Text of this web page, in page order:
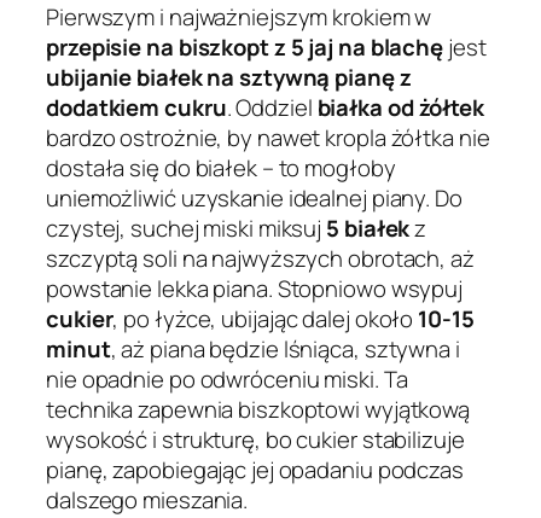
Pierwszym i najważniejszym krokiem w
przepisie na biszkopt z 5 jaj na blachęjest
ubijanie białek na sztywną pianę z
dodatkiem cukru. Oddziel białka od żółtek
bardzo ostrożnie, by nawet kropla żółtka nie
dostała się do białek – to mogłoby
uniemożliwić uzyskanie idealnej piany. Do
czystej, suchej miski miksuj 5 białekz
szczyptą soli na najwyższych obrotach, aż
powstanie lekka piana. Stopniowo wsypuj
cukier, po łyżce, ubijając dalej około 10-15
minut, aż piana będzie lśniąca, sztywna i
nie opadnie po odwróceniu miski. Ta
technika zapewnia biszkoptowi wyjątkową
wysokość i strukturę, bo cukier stabilizuje
pianę, zapobiegając jej opadaniu podczas
dalszego mieszania.